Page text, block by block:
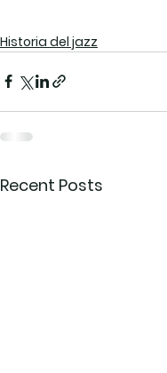
Historia del jazz
Recent Posts